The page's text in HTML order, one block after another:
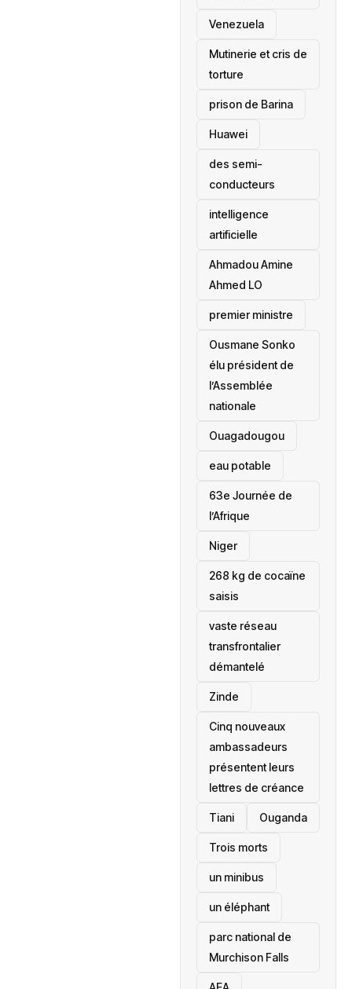
‎Venezuela
Mutinerie et cris de
torture
prison de Barina
Huawei
des semi-
conducteurs
intelligence
artificielle
Ahmadou Amine
Ahmed LO
premier ministre
Ousmane Sonko
élu président de
l’Assemblée
nationale
‎Ouagadougou
eau potable
63e Journée de
l’Afrique
‎Niger
268 kg de cocaïne
saisis
vaste réseau
transfrontalier
démantelé
Zinde
Cinq nouveaux
ambassadeurs
présentent leurs
lettres de créance
Tiani ‎Ouganda
Trois morts
un minibus
un éléphant
parc national de
Murchison Falls